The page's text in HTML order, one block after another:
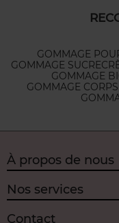
GOMMAGE
GOMMAGE SUCRE
GOMMAGE
GOMMAGE
À propos de nous
Nos services
Contact